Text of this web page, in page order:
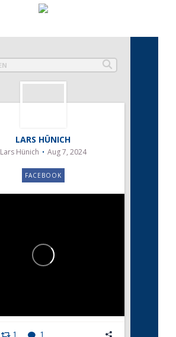
LARS HÜNICH
Lars Hünich Aug 7, 2024
FACEBOOK
1 1